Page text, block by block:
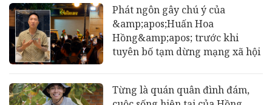
Phát ngôn gây chú ý của
&amp;apos;Huấn Hoa
Hồng&amp;apos; trước khi
tuyên bố tạm dừng mạng xã hội
Từng là quán quân đình đám,